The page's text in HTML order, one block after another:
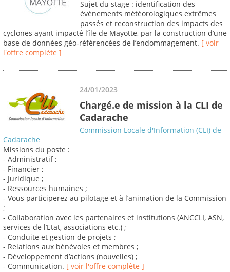
Sujet du stage : identification des
événements météorologiques extrêmes
passés et reconstruction des impacts des
cyclones ayant impacté l’île de Mayotte, par la construction d’une
base de données géo‐référencées de l’endommagement. [ voir
l'offre complète ]
24/01/2023
Chargé.e de mission à la CLI de
Cadarache
Commission Locale d'Information (CLI) de
Cadarache
Missions du poste :
- Administratif ;
- Financier ;
- Juridique ;
- Ressources humaines ;
- Vous participerez au pilotage et à l’animation de la Commission
;
- Collaboration avec les partenaires et institutions (ANCCLI, ASN,
services de l’Etat, associations etc.) ;
- Conduite et gestion de projets ;
- Relations aux bénévoles et membres ;
- Développement d’actions (nouvelles) ;
- Communication. [ voir l'offre complète ]